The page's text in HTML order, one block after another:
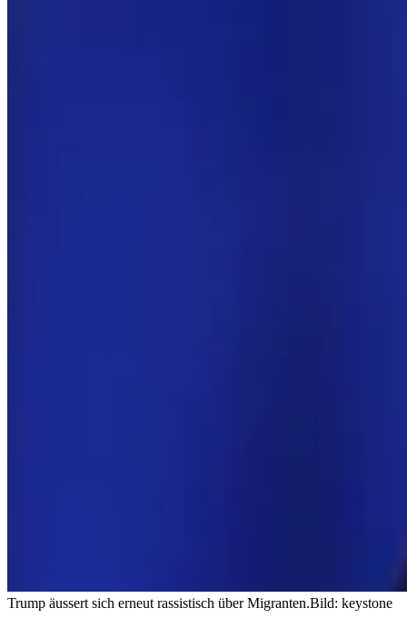
Trump äussert sich erneut rassistisch über Migranten.Bild: keystone